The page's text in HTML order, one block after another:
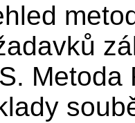
Metoda